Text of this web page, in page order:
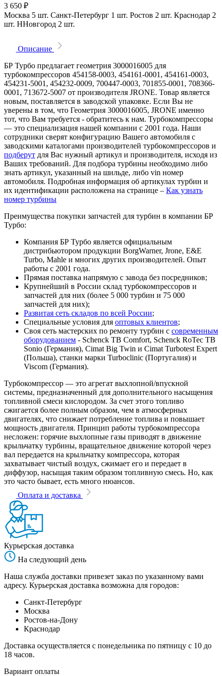
3 650 ₽
Москва 5 шт. Санкт-Петербург 1 шт. Ростов 2 шт. Краснодар 2
шт. ННовгород 2 шт.
Описание
БР Турбо предлагает геометрия 3000016005 для
турбокомпрессоров 454158-0003, 454161-0001, 454161-0003,
454231-5001, 454232-0009, 700447-0003, 701855-0001, 708366-
0001, 713672-5007 от производителя JRONE. Товар является
новым, поставляется в заводской упаковке. Если Вы не
уверены в том, что Геометрия 3000016005, JRONE именно
тот, что Вам требуется - обратитесь к нам. Турбокомпрессоры
— это специализация нашей компании с 2001 года. Наши
сотрудники сверят конфигурацию Вашего автомобиля с
заводскими каталогами производителей турбокомпрессоров и
подберут для Вас нужный артикул и производителя, исходя из
Ваших требований. Для подбора турбины необходимо либо
знать артикул, указанный на шильде, либо vin номер
автомобиля. Подробная информация об артикулах турбин и
их идентификации расположена на странице – Как узнать
номер турбины
Преимущества покупки запчастей для турбин в компании БР
Турбо:
Компания БР Турбо является официальным
дистрибьютором продукции BorgWarner, Jrone, E&E
Turbo, Mahle и многих других производителей. Опыт
работы с 2001 года.
Прямая поставка напрямую с завода без посредников;
Крупнейший в России склад турбокомпрессоров и
запчастей для них (более 5 000 турбин и 75 000
запчастей для них);
Развитая сеть складов по всей России;
Специальные условия для оптовых клиентов;
Своя сеть мастерских по ремонту турбин с современным
оборудованием - Schenck TB Comfort, Schenck RoTec TB
Sonio (Германия), Cimat Big Twin и Cimat Turbotest Expert
(Польша), станки марки Turboclinic (Португалия) и
Viscom (Германия).
Турбокомпрессор — это агрегат выхлопной/впускной
системы, предназначенный для дополнительного насыщения
топливной смеси кислородом. За счет этого топливо
сжигается более полным образом, чем в атмосферных
двигателях, что снижает потребление топлива и повышает
мощность двигателя. Принцип работы турбокомпрессора
несложен: горячие выхлопные газы приводят в движение
крыльчатку турбины, вращательное движение которой через
вал передается на крыльчатку компрессора, которая
захватывает чистый воздух, сжимает его и передает в
диффузор, насыщая таким образом топливную смесь. Но, как
это часто бывает, есть много нюансов.
Оплата и доставка
Курьерская доставка
На следующий день
Наша служба доставки привезет заказ по указанному вами
адресу. Курьерская доставка возможна для городов:
Санкт-Петербург
Москва
Ростов-на-Дону
Краснодар
Доставка осуществляется с понедельника по пятницу с 10 до
18 часов.
Вариант оплаты